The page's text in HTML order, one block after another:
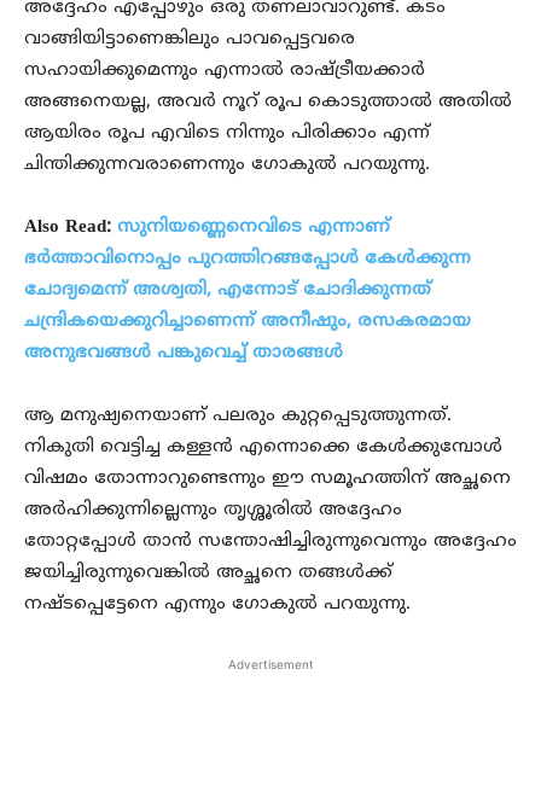
അദ്ദേഹം എപ്പോഴും ഒരു തണലാവാറുണ്ട്. കടം
വാങ്ങിയിട്ടാണെങ്കിലും പാവപ്പെട്ടവരെ
സഹായിക്കുമെന്നും എന്നാല്‍ രാഷ്ട്രീയക്കാര്‍
അങ്ങനെയല്ല, അവര്‍ നൂറ് രൂപ കൊടുത്താല്‍ അതില്‍
ആയിരം രൂപ എവിടെ നിന്നും പിരിക്കാം എന്ന്
ചിന്തിക്കുന്നവരാണെന്നും ഗോകുല്‍ പറയുന്നു.
Also Read: സുനിയണ്ണെനെവിടെ എന്നാണ്
ഭര്‍ത്താവിനൊപ്പം പുറത്തിറങ്ങപ്പോള്‍ കേള്‍ക്കുന്ന
ചോദ്യമെന്ന് അശ്വതി, എന്നോട് ചോദിക്കുന്നത്
ചന്ദ്രികയെക്കുറിച്ചാണെന്ന് അനീഷും, രസകരമായ
അനുഭവങ്ങള്‍ പങ്കുവെച്ച് താരങ്ങള്‍
ആ മനുഷ്യനെയാണ് പലരും കുറ്റപ്പെടുത്തുന്നത്.
നികുതി വെട്ടിച്ച കള്ളന്‍ എന്നൊക്കെ കേള്‍ക്കുമ്പോള്‍
വിഷമം തോന്നാറുണ്ടെന്നും ഈ സമൂഹത്തിന് അച്ഛനെ
അര്‍ഹിക്കുന്നില്ലെന്നും തൃശ്ശൂരില്‍ അദ്ദേഹം
തോറ്റപ്പോള്‍ താന്‍ സന്തോഷിച്ചിരുന്നുവെന്നും അദ്ദേഹം
ജയിച്ചിരുന്നുവെങ്കില്‍ അച്ഛനെ തങ്ങള്‍ക്ക്
നഷ്ടപ്പെട്ടേനെ എന്നും ഗോകുല്‍ പറയുന്നു.
Advertisement